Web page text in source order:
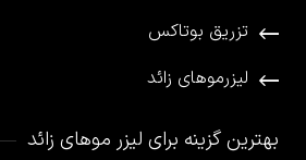
تزریق بوتاکس
لیزرموهای زائد
بهترین گزینه برای لیزر موهای زائد